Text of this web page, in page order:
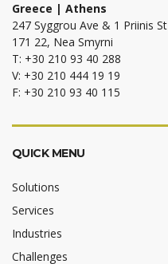
Greece | Athens
247 Syggrou Ave & 1 Priinis St
171 22, Nea Smyrni
T: +30 210 93 40 288
V: +30 210 444 19 19
F: +30 210 93 40 115
QUICK MENU
Solutions
Services
Industries
Challenges